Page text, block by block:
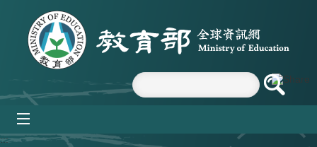
跳到主要內容區塊
:::